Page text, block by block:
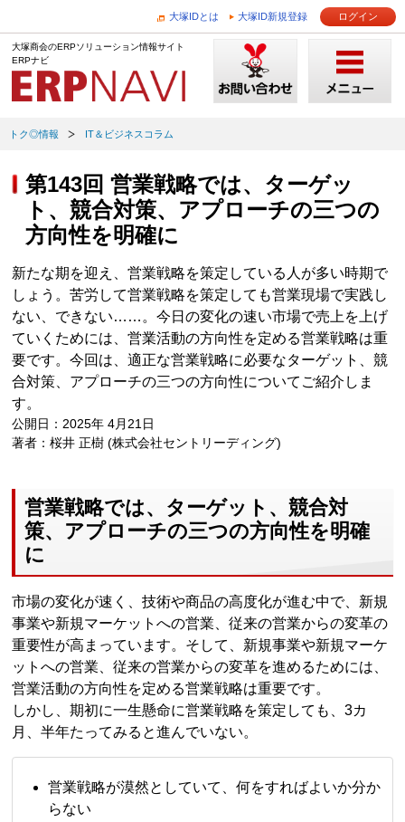
大塚IDとは 大塚ID新規登録 ログイン
大塚商会のERPソリューション情報サイト
ERPナビ
トク◎情報 IT＆ビジネスコラム
第143回 営業戦略では、ターゲッ
ト、競合対策、アプローチの三つの
方向性を明確に
新たな期を迎え、営業戦略を策定している人が多い時期で
しょう。苦労して営業戦略を策定しても営業現場で実践し
ない、できない……。今日の変化の速い市場で売上を上げ
ていくためには、営業活動の方向性を定める営業戦略は重
要です。今回は、適正な営業戦略に必要なターゲット、競
合対策、アプローチの三つの方向性についてご紹介しま
す。
公開日：2025年 4月21日
著者：桜井 正樹 (株式会社セントリーディング)
営業戦略では、ターゲット、競合対
策、アプローチの三つの方向性を明確
に
市場の変化が速く、技術や商品の高度化が進む中で、新規
事業や新規マーケットへの営業、従来の営業からの変革の
重要性が高まっています。そして、新規事業や新規マーケ
ットへの営業、従来の営業からの変革を進めるためには、
営業活動の方向性を定める営業戦略は重要です。
しかし、期初に一生懸命に営業戦略を策定しても、3カ
月、半年たってみると進んでいない。
営業戦略が漠然としていて、何をすればよいか分か
らない